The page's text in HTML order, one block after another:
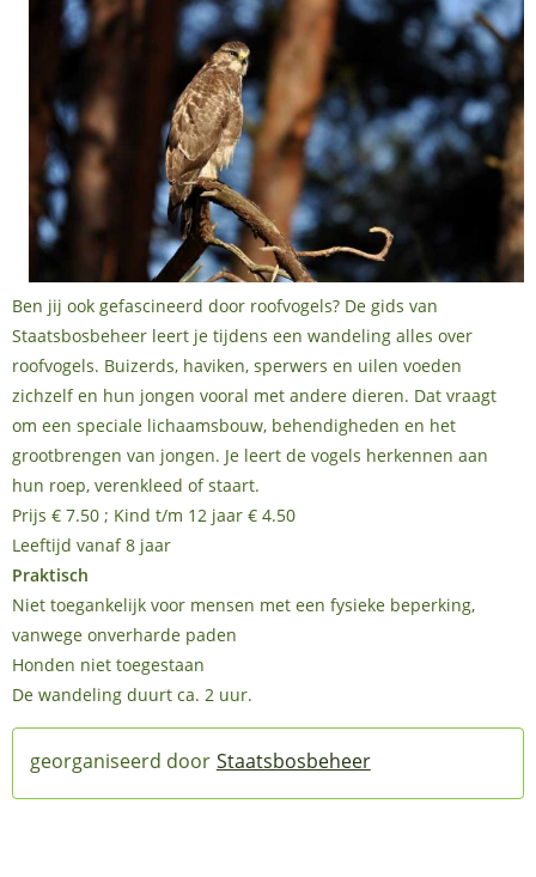
Ben jij ook gefascineerd door roofvogels? De gids van
Staatsbosbeheer leert je tijdens een wandeling alles over
roofvogels. Buizerds, haviken, sperwers en uilen voeden
zichzelf en hun jongen vooral met andere dieren. Dat vraagt
om een speciale lichaamsbouw, behendigheden en het
grootbrengen van jongen. Je leert de vogels herkennen aan
hun roep, verenkleed of staart.
Prijs € 7.50 ; Kind t/m 12 jaar € 4.50
Leeftijd vanaf 8 jaar
Praktisch
Niet toegankelijk voor mensen met een fysieke beperking,
vanwege onverharde paden
Honden niet toegestaan
De wandeling duurt ca. 2 uur.
Staatsbosbeheer